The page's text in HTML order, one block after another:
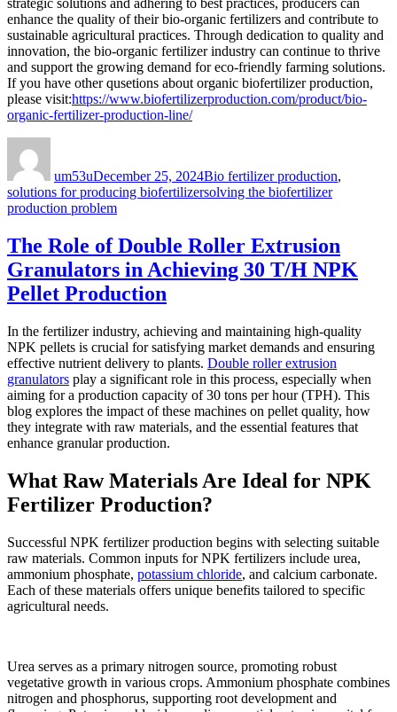
strategic solutions and adhering to best practices, producers can
enhance the quality of their bio-organic fertilizers and contribute to
sustainable agricultural practices. Through dedication to quality and
innovation, the bio-organic fertilizer industry can continue to thrive
and support the growing demand for eco-friendly farming solutions.
If you have other qusetions about organic biofertilizer production,
please visit:https://www.biofertilizerproduction.com/product/bio-
organic-fertilizer-production-line/
um53uDecember 25, 2024Bio fertilizer production,
solutions for producing biofertilizerTags
solving the biofertilizer
production problem
The Role of Double Roller Extrusion
Granulators in Achieving 30 T/H NPK
Pellet Production
In the fertilizer industry, achieving and maintaining high-quality
NPK pellets is crucial for satisfying market demands and ensuring
effective nutrient delivery to plants. Double roller extrusion
granulators play a significant role in this process, especially when
aiming for a production capacity of 30 tons per hour (TPH). This
blog explores the impact of these machines on pellet quality, how
they integrate with raw materials, and the essential features that
enhance granular production.
What Raw Materials Are Ideal for NPK
Fertilizer Production?
Successful NPK fertilizer production begins with selecting suitable
raw materials. Common inputs for NPK fertilizers include urea,
ammonium phosphate, potassium chloride, and calcium carbonate.
Each of these materials offers unique benefits tailored to specific
agricultural needs.
Urea serves as a primary nitrogen source, promoting robust
vegetative growth in various crops. Ammonium phosphate combines
nitrogen and phosphorus, supporting root development and